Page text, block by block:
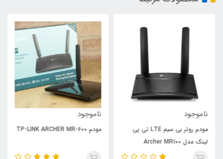
ناموجود
مودم روتر بی سیم LTE تی پی
لینک مدل Archer MR100
ناموجود
مودم TP-LINK ARCHER MR-600